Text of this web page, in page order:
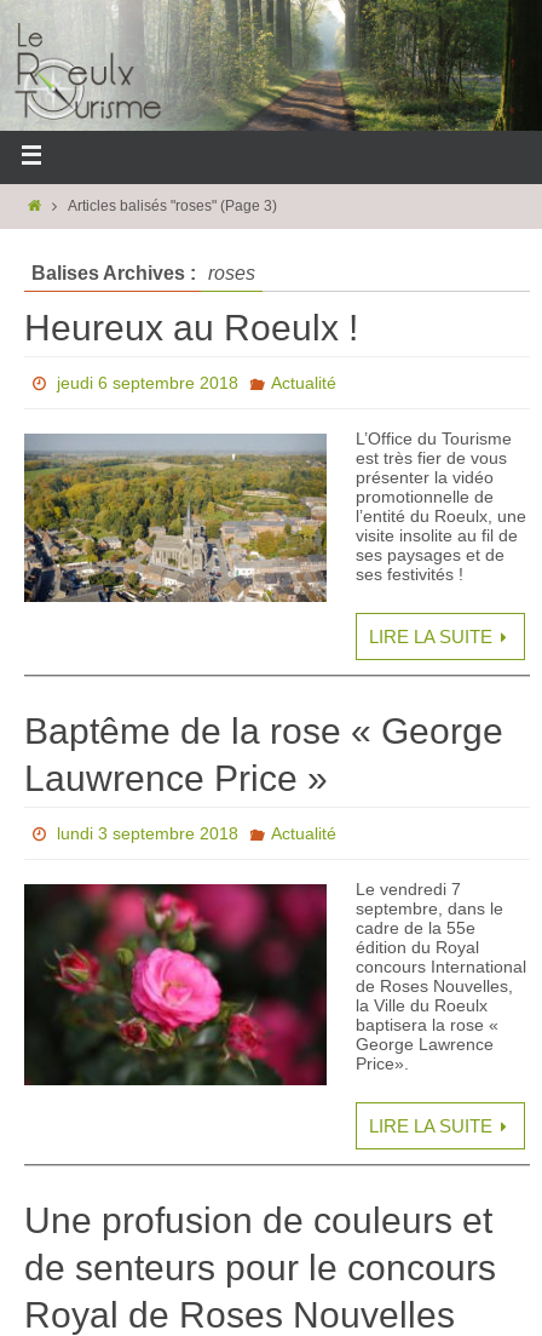
Articles balisés "roses"(Page 3)
Balises Archives : roses
Heureux au Roeulx !
jeudi 6 septembre 2018 Actualité
L’Office du Tourisme
est très fier de vous
présenter la vidéo
promotionnelle de
l’entité du Roeulx, une
visite insolite au fil de
ses paysages et de
ses festivités !
LIRE LA SUITE
Baptême de la rose « George
Lauwrence Price »
lundi 3 septembre 2018 Actualité
Le vendredi 7
septembre, dans le
cadre de la 55e
édition du Royal
concours International
de Roses Nouvelles,
la Ville du Roeulx
baptisera la rose «
George Lawrence
Price».
LIRE LA SUITE
Une profusion de couleurs et
de senteurs pour le concours
Royal de Roses Nouvelles